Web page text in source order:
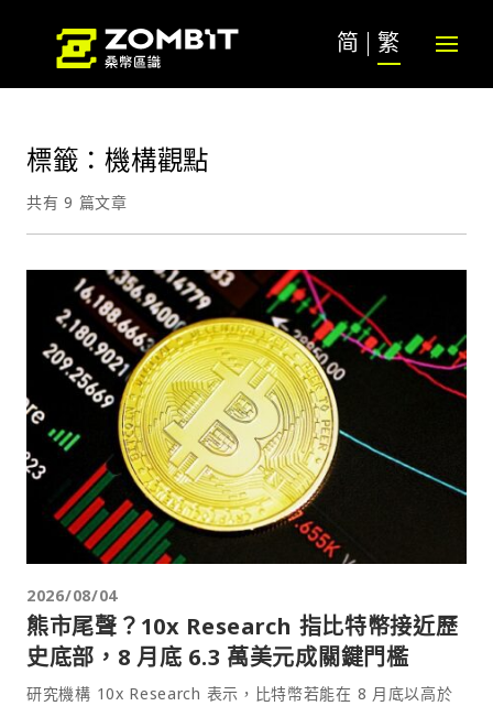
简 繁
標籤：機構觀點
共有 9 篇文章
2026/08/04
熊市尾聲？10x Research 指比特幣接近歷
史底部，8 月底 6.3 萬美元成關鍵門檻
研究機構 10x Research 表示，比特幣若能在 8 月底以高於